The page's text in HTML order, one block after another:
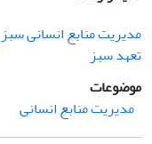
مدیریت منابع انسانی سبز
تعهد سبز
موضوعات
مدیریت منابع انسانی